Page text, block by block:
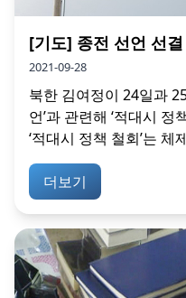
[기도] 종전 선언 선
2021-09-28
북한 김여정이 24일과
언’과 관련해 ‘적대시 정
‘적대시 정책 철회’는
더보기